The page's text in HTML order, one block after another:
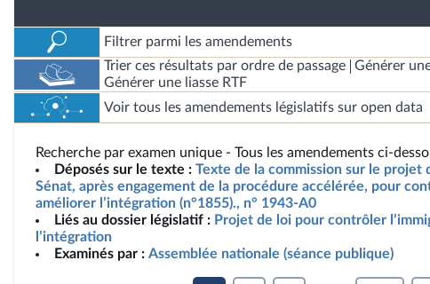
Filtrer parmi les amendements
Trier ces résultats par ordre de passage
Générer
Générer une liasse RTF
Voir tous les amendements législatifs sur open data
Recherche par examen unique - Tous les amendements ci-
Déposés sur le texte : Texte de la commission sur le projet
Sénat, après engagement de la procédure accélérée, pour
améliorer l’intégration (n°1855)., n° 1943-A0
Liés au dossier législatif : Projet de loi pour contrôler
l’intégration
Examinés par : Assemblée nationale (séance publique)